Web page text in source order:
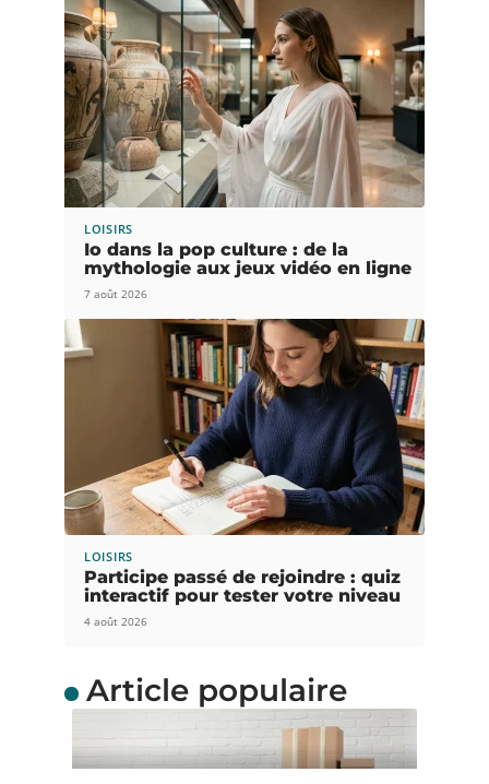
LOISIRS
Io dans la pop culture : de la
mythologie aux jeux vidéo en ligne
7 août 2026
LOISIRS
Participe passé de rejoindre : quiz
interactif pour tester votre niveau
4 août 2026
Article populaire